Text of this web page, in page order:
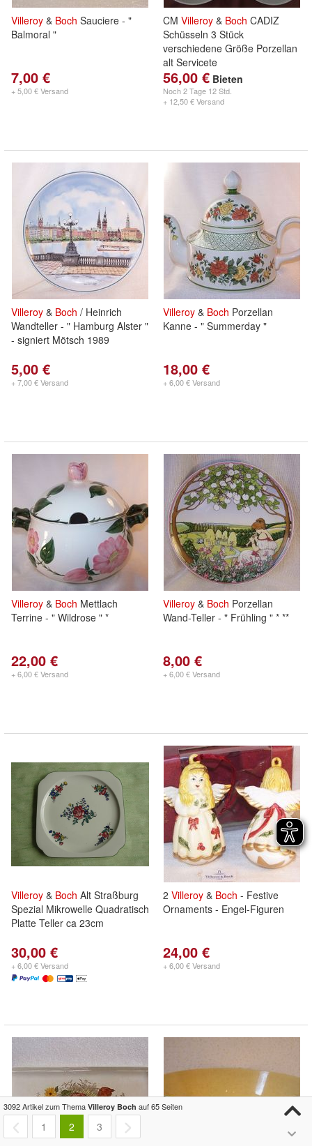
Villeroy & Boch Sauciere - "
Balmoral "
7,00 €
+ 5,00 € Versand
CM Villeroy & Boch CADIZ
Schüsseln 3 Stück
verschiedene Größe Porzellan
alt Servicete
56,00 € Bieten
Noch2 Tage 12 Std.
+ 12,50 € Versand
Villeroy & Boch / Heinrich
Wandteller - " Hamburg Alster "
- signiert Mötsch 1989
5,00 €
+ 7,00 € Versand
Villeroy & Boch Porzellan
Kanne - " Summerday "
18,00 €
+ 6,00 € Versand
Villeroy & Boch Mettlach
Terrine - " Wildrose " *
22,00 €
+ 6,00 € Versand
Villeroy & Boch Porzellan
Wand-Teller - " Frühling " * **
8,00 €
+ 6,00 € Versand
Villeroy & Boch Alt Straßburg
Spezial Mikrowelle Quadratisch
Platte Teller ca 23cm
30,00 €
+ 6,00 € Versand
2 Villeroy & Boch - Festive
Ornaments - Engel-Figuren
24,00 €
+ 6,00 € Versand
3092 Artikel zum Thema Villeroy Boch auf 65 Seiten
1 2 3